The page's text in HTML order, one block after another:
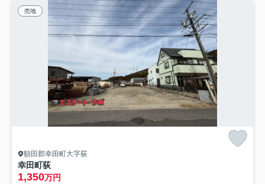
売地
額田郡幸田町大字荻
幸田町荻
1,350万円